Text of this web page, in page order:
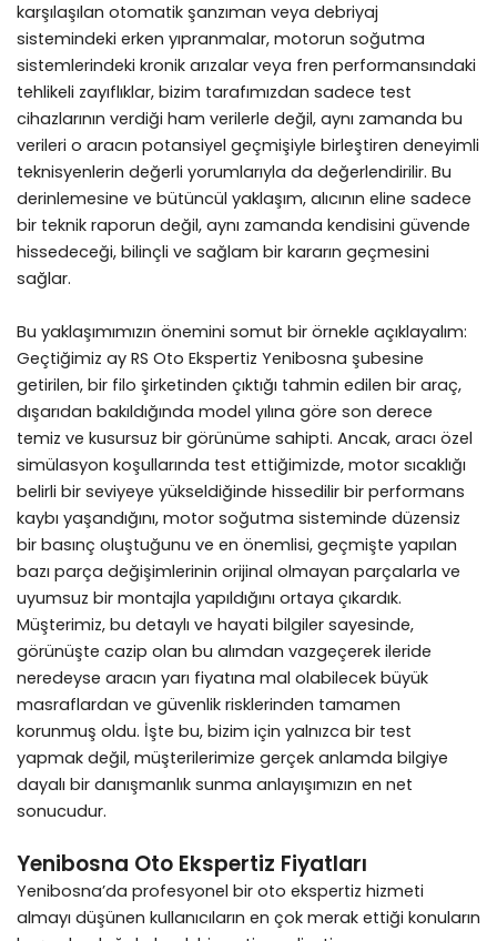
karşılaşılan otomatik şanzıman veya debriyaj
sistemindeki erken yıpranmalar, motorun soğutma
sistemlerindeki kronik arızalar veya fren performansındaki
tehlikeli zayıflıklar, bizim tarafımızdan sadece test
cihazlarının verdiği ham verilerle değil, aynı zamanda bu
verileri o aracın potansiyel geçmişiyle birleştiren deneyimli
teknisyenlerin değerli yorumlarıyla da değerlendirilir. Bu
derinlemesine ve bütüncül yaklaşım, alıcının eline sadece
bir teknik raporun değil, aynı zamanda kendisini güvende
hissedeceği, bilinçli ve sağlam bir kararın geçmesini
sağlar.
Bu yaklaşımımızın önemini somut bir örnekle açıklayalım:
Geçtiğimiz ay RS Oto Ekspertiz Yenibosna şubesine
getirilen, bir filo şirketinden çıktığı tahmin edilen bir araç,
dışarıdan bakıldığında model yılına göre son derece
temiz ve kusursuz bir görünüme sahipti. Ancak, aracı özel
simülasyon koşullarında test ettiğimizde, motor sıcaklığı
belirli bir seviyeye yükseldiğinde hissedilir bir performans
kaybı yaşandığını, motor soğutma sisteminde düzensiz
bir basınç oluştuğunu ve en önemlisi, geçmişte yapılan
bazı parça değişimlerinin orijinal olmayan parçalarla ve
uyumsuz bir montajla yapıldığını ortaya çıkardık.
Müşterimiz, bu detaylı ve hayati bilgiler sayesinde,
görünüşte cazip olan bu alımdan vazgeçerek ileride
neredeyse aracın yarı fiyatına mal olabilecek büyük
masraflardan ve güvenlik risklerinden tamamen
korunmuş oldu. İşte bu, bizim için yalnızca bir test
yapmak değil, müşterilerimize gerçek anlamda bilgiye
dayalı bir danışmanlık sunma anlayışımızın en net
sonucudur.
Yenibosna Oto Ekspertiz Fiyatları
Yenibosna’da profesyonel bir oto ekspertiz hizmeti
almayı düşünen kullanıcıların en çok merak ettiği konuların